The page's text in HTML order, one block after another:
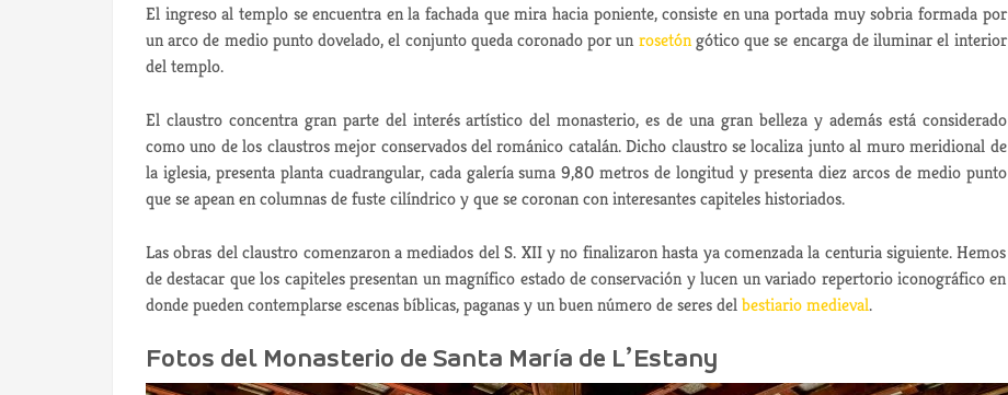
El ingreso al templo se encuentra en la fachada que mira hacia poniente, consiste en una portada muy sobria formada por
un arco de medio punto dovelado, el conjunto queda coronado por un rosetóngótico que se encarga de iluminar el interior
del templo.
El claustro concentra gran parte del interés artístico del monasterio, es de una gran belleza y además está considerado
como uno de los claustros mejor conservados del románico catalán. Dicho claustro se localiza junto al muro meridional de
la iglesia, presenta planta cuadrangular, cada galería suma 9,80 metros de longitud y presenta diez arcos de medio punto
que se apean en columnas de fuste cilíndrico y que se coronan con interesantes capiteles historiados.
Las obras del claustro comenzaron a mediados del S. XII y no finalizaron hasta ya comenzada la centuria siguiente. Hemos
de destacar que los capiteles presentan un magnífico estado de conservación y lucen un variado repertorio iconográfico en
donde pueden contemplarse escenas bíblicas, paganas y un buen número de seres delbestiario medieval.
Fotos del Monasterio de Santa María de L’Estany